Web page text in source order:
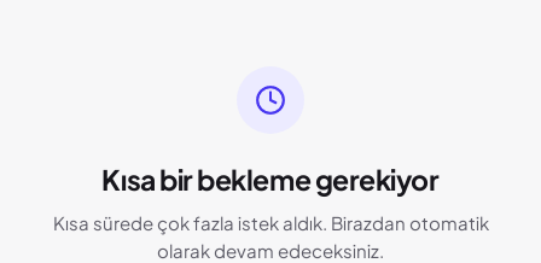
Kısa bir bekleme gerekiyor
Kısa sürede çok fazla istek aldık. Birazdan otomatik
olarak devam edeceksiniz.